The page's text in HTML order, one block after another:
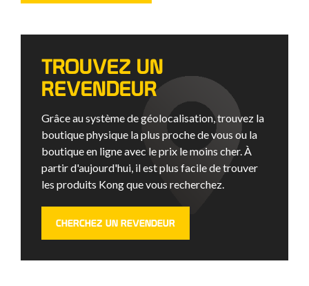
TROUVEZ UN
REVENDEUR
Grâce au système de géolocalisation, trouvez la
boutique physique la plus proche de vous ou la
boutique en ligne avec le prix le moins cher. À
partir d'aujourd'hui, il est plus facile de trouver
les produits Kong que vous recherchez.
CHERCHEZ UN REVENDEUR